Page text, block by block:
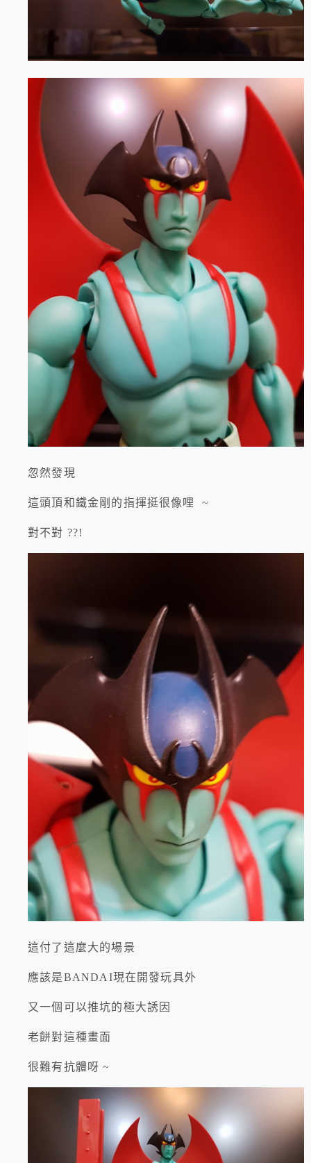
忽然發現
這頭頂和鐵金剛的指揮挺很像哩 ~
對不對 ??!
這付了這麼大的場景
應該是BANDAI現在開發玩具外
又一個可以推坑的極大誘因
老餅對這種畫面
很難有抗體呀 ~